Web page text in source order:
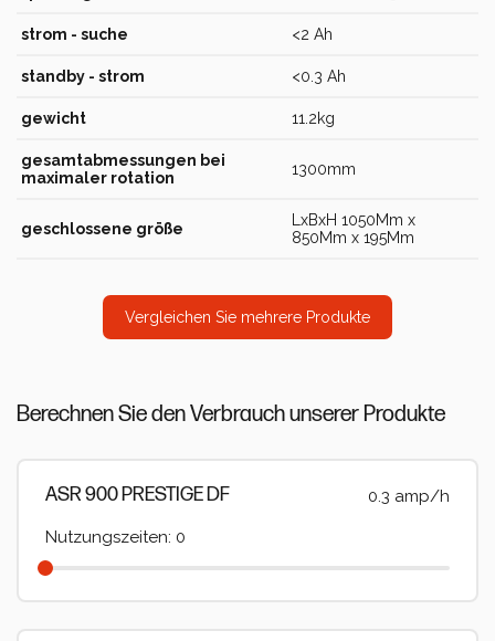
strom - suche <2 Ah
standby - strom <0.3 Ah
gewicht 11.2kg
gesamtabmessungen bei
maximaler rotation
1300mm
geschlossene größe
LxBxH 1050Mm x
850Mm x 195Mm
Vergleichen Sie mehrere Produkte
Berechnen Sie den Verbrauch unserer Produkte
ASR 900 PRESTIGE DF 0.3 amp/h
Nutzungszeiten: 0